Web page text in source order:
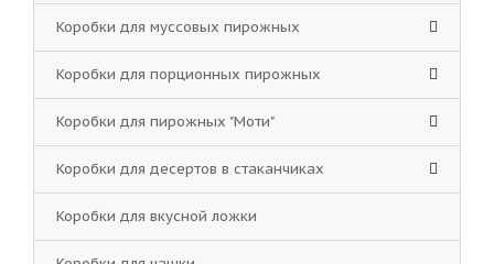
Коробки для муссовых пирожных
Коробки для порционных пирожных
Коробки для пирожных "Моти"
Коробки для десертов в стаканчиках
Коробки для вкусной ложки